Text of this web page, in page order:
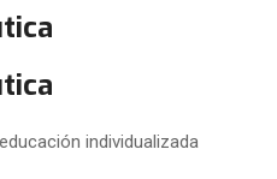
individualizada